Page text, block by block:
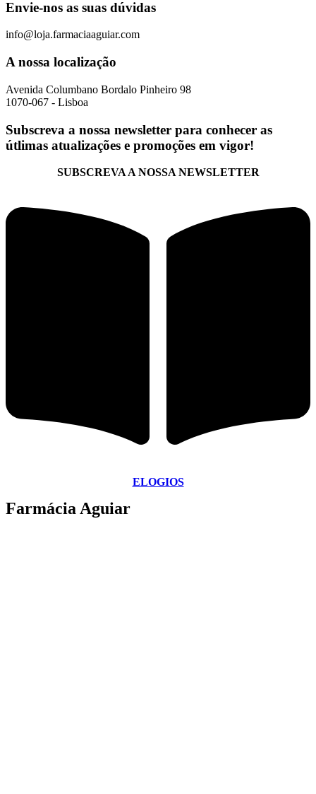
Envie-nos as suas dúvidas
info@loja.farmaciaaguiar.com
A nossa localização
Avenida Columbano Bordalo Pinheiro 98
1070-067 - Lisboa
Subscreva a nossa newsletter para conhecer as
útlimas atualizações e promoções em vigor!
SUBSCREVA A NOSSA NEWSLETTER
ELOGIOS
Farmácia Aguiar